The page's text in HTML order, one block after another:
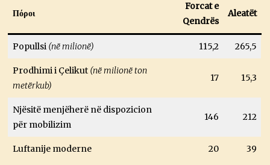
Πόροι
Forcat e
Qendrës
Aleatët
Popullsi (në milionë) 115,2 265,5
Prodhimi i Çelikut (në milionë ton
metërkub)
17 15,3
Njësitë menjëherë në dispozicion
për mobilizim
146 212
Luftanije moderne 20 39